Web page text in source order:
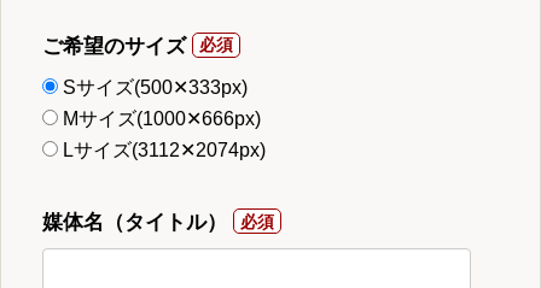
ご希望のサイズ
Sサイズ(500✕333px)
Mサイズ(1000✕666px)
Lサイズ(3112✕2074px)
媒体名（タイトル）